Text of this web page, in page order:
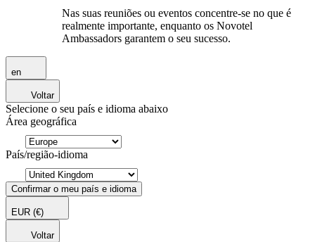
Nas suas reuniões ou eventos concentre-se no que é
realmente importante, enquanto os Novotel
Ambassadors garantem o seu sucesso.
en
Voltar
Selecione o seu país e idioma abaixo
Área geográfica
País/região-idioma
Confirmar o meu país e idioma
EUR (€)
Voltar